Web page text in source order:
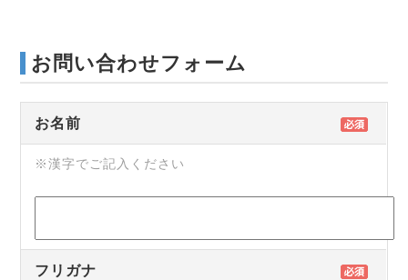
お問い合わせフォーム
お名前
※漢字でご記入ください
フリガナ